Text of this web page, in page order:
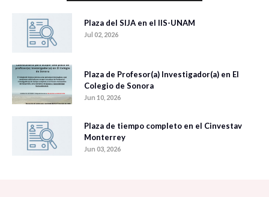
Plaza del SIJA en el IIS-UNAM
Jul 02, 2026
Plaza de Profesor(a) Investigador(a) en El
Colegio de Sonora
Jun 10, 2026
Plaza de tiempo completo en el Cinvestav
Monterrey
Jun 03, 2026